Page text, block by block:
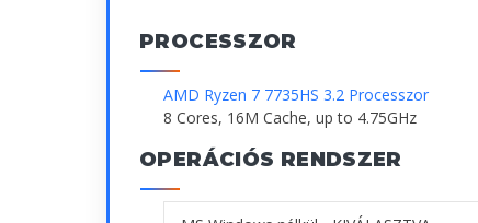
PROCESSZOR
AMD Ryzen 7 7735HS 3.2 Processzor
8 Cores, 16M Cache, up to 4.75GHz
OPERÁCIÓS RENDSZER